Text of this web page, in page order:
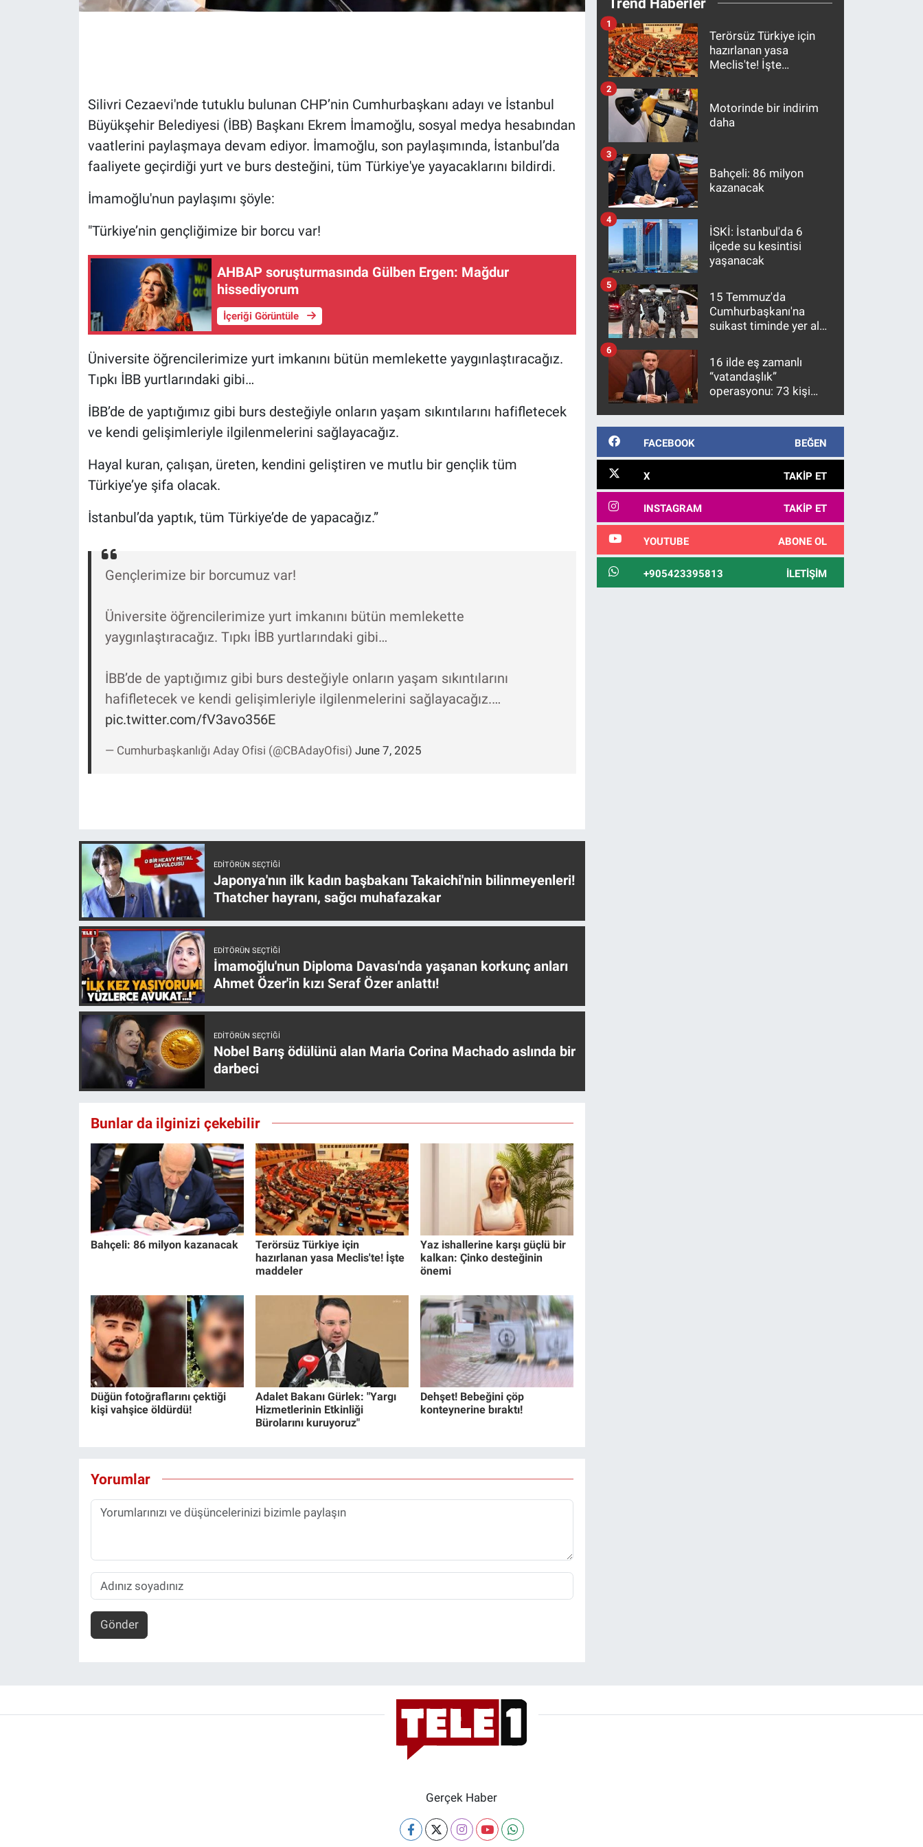
Silivri Cezaevi'nde tutuklu bulunan CHP’nin Cumhurbaşkanı adayı ve İstanbul
Büyükşehir Belediyesi (İBB) Başkanı Ekrem İmamoğlu, sosyal medya hesabından
vaatlerini paylaşmaya devam ediyor. İmamoğlu, son paylaşımında, İstanbul’da
faaliyete geçirdiği yurt ve burs desteğini, tüm Türkiye'ye yayacaklarını bildirdi.
İmamoğlu'nun paylaşımı şöyle:
"Türkiye’nin gençliğimize bir borcu var!
AHBAP soruşturmasında Gülben Ergen: Mağdur
hissediyorum
İçeriği Görüntüle
Üniversite öğrencilerimize yurt imkanını bütün memlekette yaygınlaştıracağız.
Tıpkı İBB yurtlarındaki gibi…
İBB’de de yaptığımız gibi burs desteğiyle onların yaşam sıkıntılarını hafifletecek
ve kendi gelişimleriyle ilgilenmelerini sağlayacağız.
Hayal kuran, çalışan, üreten, kendini geliştiren ve mutlu bir gençlik tüm
Türkiye’ye şifa olacak.
İstanbul’da yaptık, tüm Türkiye’de de yapacağız.”
Gençlerimize bir borcumuz var!
Üniversite öğrencilerimize yurt imkanını bütün memlekette
yaygınlaştıracağız. Tıpkı İBB yurtlarındaki gibi…
İBB’de de yaptığımız gibi burs desteğiyle onların yaşam sıkıntılarını
hafifletecek ve kendi gelişimleriyle ilgilenmelerini sağlayacağız.…
pic.twitter.com/fV3avo356E
— Cumhurbaşkanlığı Aday Ofisi (@CBAdayOfisi) June 7, 2025
EDITÖRÜN SEÇTIĞI
Japonya'nın ilk kadın başbakanı Takaichi'nin bilinmeyenleri!
Thatcher hayranı, sağcı muhafazakar
EDITÖRÜN SEÇTIĞI
İmamoğlu'nun Diploma Davası'nda yaşanan korkunç anları
Ahmet Özer'in kızı Seraf Özer anlattı!
EDITÖRÜN SEÇTIĞI
Nobel Barış ödülünü alan Maria Corina Machado aslında bir
darbeci
Bunlar da ilginizi çekebilir
Bahçeli: 86 milyon kazanacak
Terörsüz Türkiye için
hazırlanan yasa Meclis'te! İşte
maddeler
Yaz ishallerine karşı güçlü bir
kalkan: Çinko desteğinin
önemi
Düğün fotoğraflarını çektiği
kişi vahşice öldürdü!
Adalet Bakanı Gürlek: "Yargı
Hizmetlerinin Etkinliği
Bürolarını kuruyoruz"
Dehşet! Bebeğini çöp
konteynerine bıraktı!
Yorumlar
Gönder
Terörsüz Türkiye için
hazırlanan yasa
Meclis'te! İşte
1
Motorinde bir indirim
daha
2
Bahçeli: 86 milyon
kazanacak
3
İSKİ: İstanbul'da 6
ilçede su kesintisi
yaşanacak
4
15 Temmuz'da
Cumhurbaşkanı'na
suikast timinde yer alan
10 yıl sonra yakalandı
5
16 ilde eş zamanlı
“vatandaşlık”
operasyonu: 73 kişi
6
FACEBOOK BEĞEN
X TAKIP ET
INSTAGRAM TAKIP ET
YOUTUBE ABONE OL
+905423395813 İLETIŞIM
Gerçek Haber
Koronavirüs
Programlar
Türkiye'nin Geleceği
Türkiye'nin Gündemi